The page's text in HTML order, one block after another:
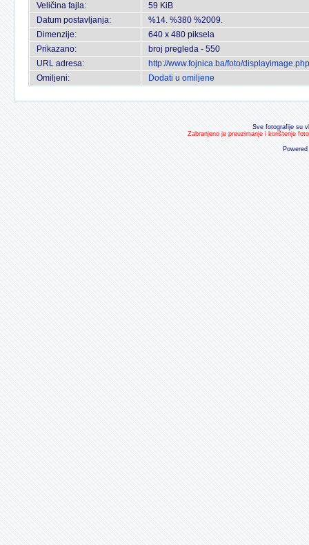
Veličina fajla:
59 KiB
Datum postavljanja:
%14. %380 %2009.
Dimenzije:
640 x 480 piksela
Prikazano:
broj pregleda - 550
URL adresa:
http://www.fojnica.ba/foto/
Omiljeni:
Dodati u omiljene
Sve fotografije su
Zabranjeno je preuzimanje i korištenje